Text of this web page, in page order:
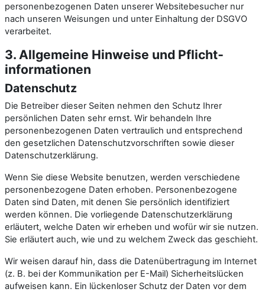
personenbezogenen Daten unserer Websitebesucher nur
nach unseren Weisungen und unter Einhaltung der DSGVO
verarbeitet.
3. Allgemeine Hinweise und Pflicht­
informationen
Datenschutz
Die Betreiber dieser Seiten nehmen den Schutz Ihrer
persönlichen Daten sehr ernst. Wir behandeln Ihre
personenbezogenen Daten vertraulich und entsprechend
den gesetzlichen Datenschutzvorschriften sowie dieser
Datenschutzerklärung.
Wenn Sie diese Website benutzen, werden verschiedene
personenbezogene Daten erhoben. Personenbezogene
Daten sind Daten, mit denen Sie persönlich identifiziert
werden können. Die vorliegende Datenschutzerklärung
erläutert, welche Daten wir erheben und wofür wir sie nutzen.
Sie erläutert auch, wie und zu welchem Zweck das geschieht.
Wir weisen darauf hin, dass die Datenübertragung im Internet
(z. B. bei der Kommunikation per E-Mail) Sicherheitslücken
aufweisen kann. Ein lückenloser Schutz der Daten vor dem